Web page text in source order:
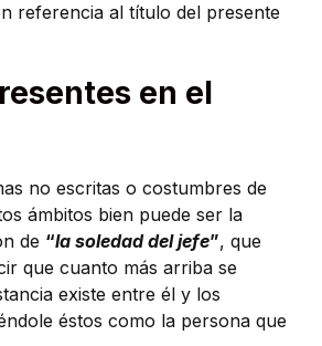
referencia al título del presente
en el
no escritas o costumbres de
ámbitos bien puede ser la
de “la soledad del jefe”, que
que cuanto más arriba se
existe entre él y los
éstos como la persona que